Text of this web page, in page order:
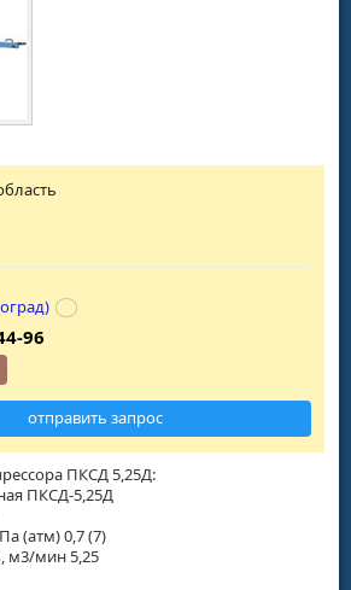
ПКСД 5,25Д:
ПКСД-5,25Д
(атм) 0,7 (7)
м3/мин 5,25
96
отправить запрос